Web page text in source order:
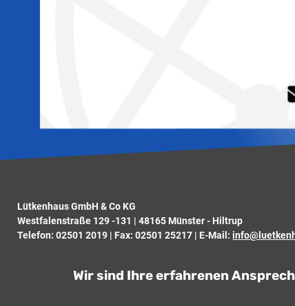
Lütkenhaus GmbH & Co KG
Westfalenstraße 129 -131 | 48165 Münster - Hiltrup
Telefon:02501 2019 | Fax: 02501 25217 | E-Mail:
Wir sind Ihre erfahrenen